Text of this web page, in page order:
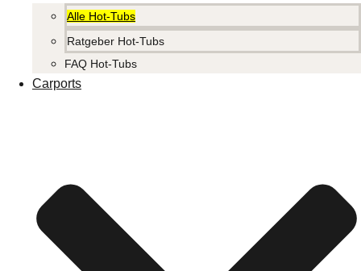
Alle Hot-Tubs
Ratgeber Hot-Tubs
FAQ Hot-Tubs
Carports